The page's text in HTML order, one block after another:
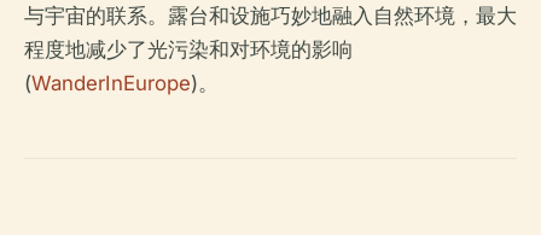
与宇宙的联系。露台和设施巧妙地融入自然环境，最大
程度地减少了光污染和对环境的影响
(WanderInEurope)。